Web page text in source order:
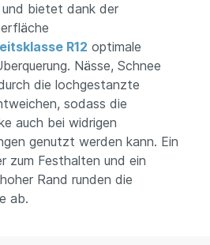
bietet dank der
R12 optimale
Nässe, Schnee
die lochgestanzte
sodass die
auch bei widrigen
genutzt werden kann. Ein
zum Festhalten und ein
Rand runden die
ab.